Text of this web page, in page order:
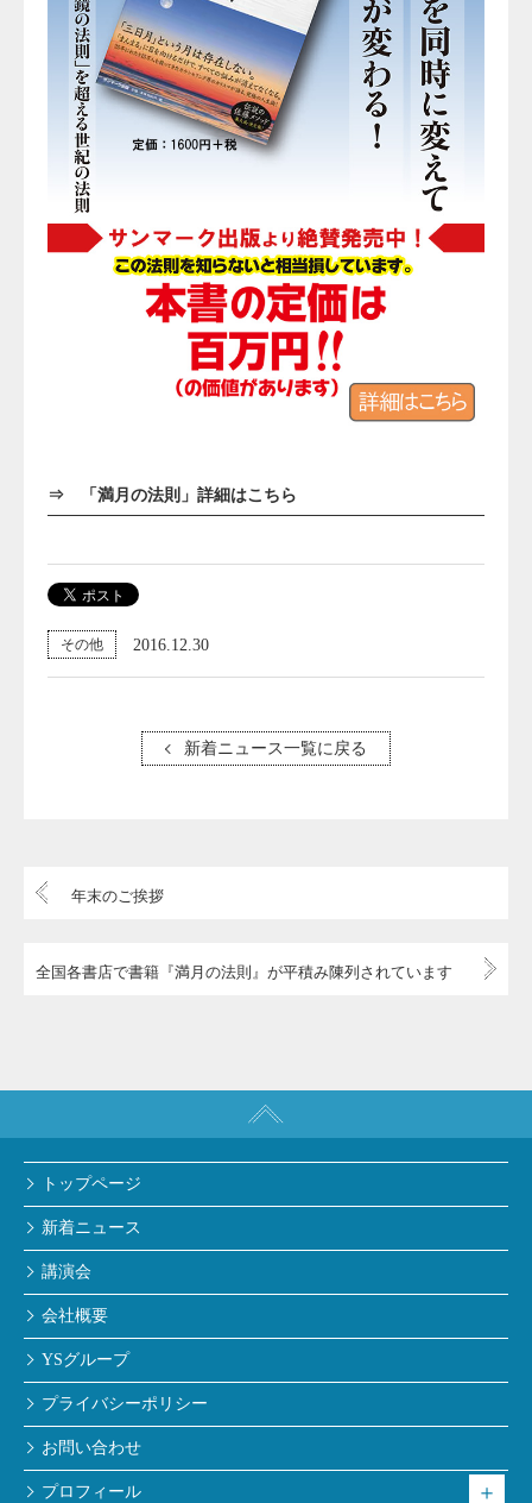
⇒ 「満月の法則」詳細はこちら
その他 2016.12.30
新着ニュース一覧に戻る
年末のご挨拶
全国各書店で書籍『満月の法則』が平積み陳列されています
トップページ
新着ニュース
講演会
会社概要
YSグループ
プライバシーポリシー
お問い合わせ
プロフィール